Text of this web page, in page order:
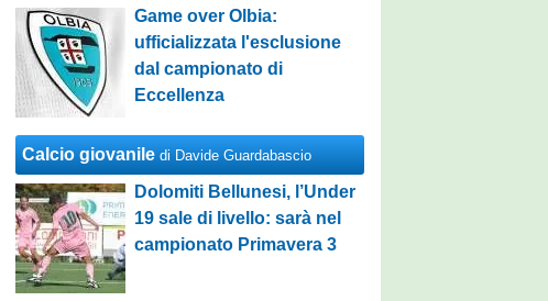
Game over Olbia:
ufficializzata l'esclusione
dal campionato di
Eccellenza
Calcio giovanile di Davide Guardabascio
Dolomiti Bellunesi, l’Under
19 sale di livello: sarà nel
campionato Primavera 3